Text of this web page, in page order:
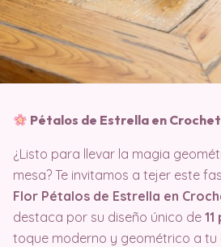
Pétalos de Estrella en Crochet
¿Listo para llevar la magia
mesa? Te invitamos a tejer este
Flor Pétalos de Estrella en
destaca por su diseño único de
toque moderno y geométrico a tu